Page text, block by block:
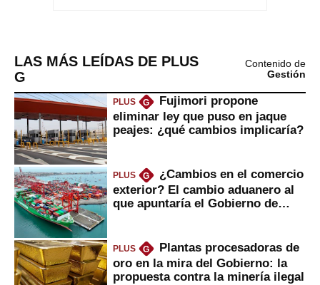
LAS MÁS LEÍDAS DE PLUS
G
Contenido de
Gestión
PLUS G
Fujimori propone
eliminar ley que puso en jaque
peajes: ¿qué cambios implicaría?
PLUS G
¿Cambios en el comercio
exterior? El cambio aduanero al
que apuntaría el Gobierno de
PLUS G
Plantas procesadoras de
oro en la mira del Gobierno: la
propuesta contra la minería ilegal